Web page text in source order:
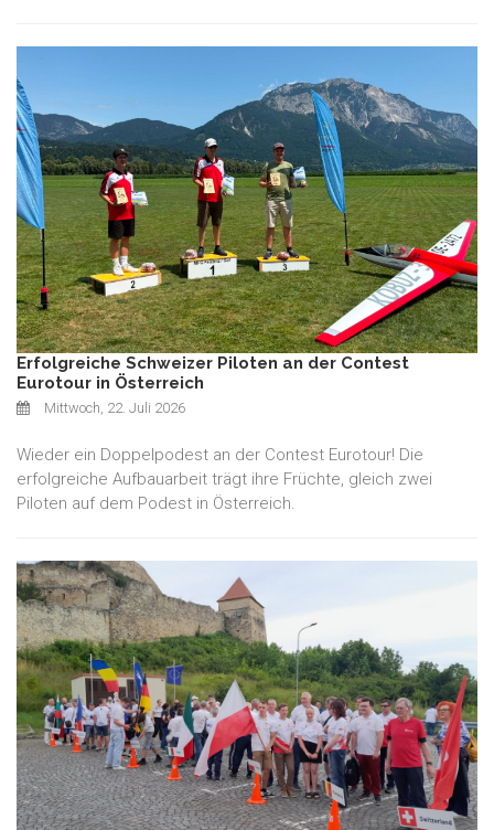
Erfolgreiche Schweizer Piloten an der Contest
Eurotour in Österreich
Mittwoch, 22. Juli 2026
Wieder ein Doppelpodest an der Contest Eurotour! Die
erfolgreiche Aufbauarbeit trägt ihre Früchte, gleich zwei
Piloten auf dem Podest in Österreich.